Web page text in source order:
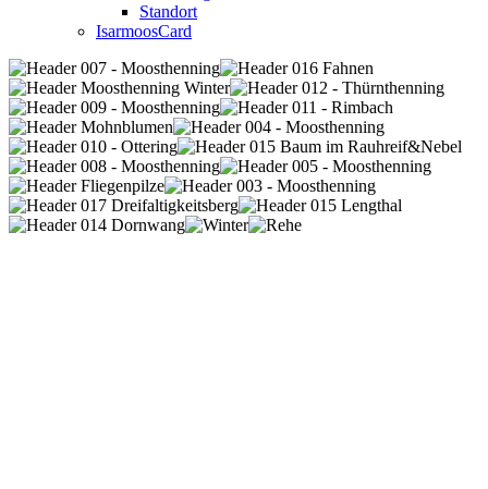
Standort
IsarmoosCard